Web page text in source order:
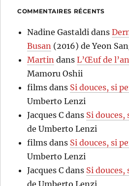
COMMENTAIRES RÉCENTS
Nadine Gastaldi dans
Busan (2016) de Yeon
Martin dansL’Œuf de
Mamoru Oshii
films dans Si douces, si
Umberto Lenzi
Jacques C dans Si douces,
de Umberto Lenzi
films dans Si douces, si
Umberto Lenzi
Jacques C dans Si douces,